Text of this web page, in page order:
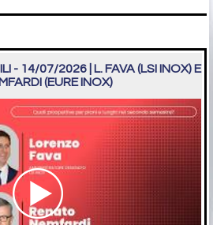
- 14/07/2026 | L. FAVA (LSI INOX) E
(EURE INOX)